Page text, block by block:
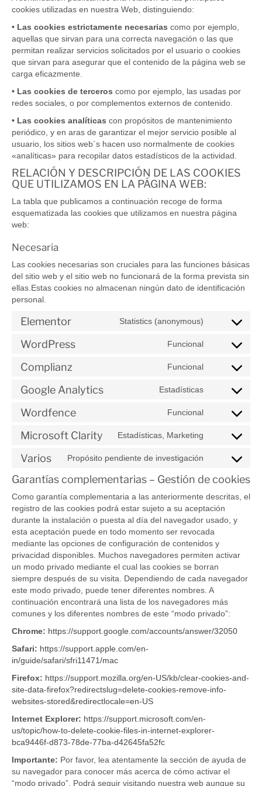
cookies utilizadas en nuestra Web, distinguiendo:
• Las cookies estrictamente necesarias como por ejemplo,
aquellas que sirvan para una correcta navegación o las que
permitan realizar servicios solicitados por el usuario o cookies
que sirvan para asegurar que el contenido de la página web se
carga eficazmente.
• Las cookies de terceros como por ejemplo, las usadas por
redes sociales, o por complementos externos de contenido.
• Las cookies analíticas con propósitos de mantenimiento
periódico, y en aras de garantizar el mejor servicio posible al
usuario, los sitios web´s hacen uso normalmente de cookies
«analíticas» para recopilar datos estadísticos de la actividad.
RELACIÓN Y DESCRIPCIÓN DE LAS COOKIES
QUE UTILIZAMOS EN LA PÁGINA WEB:
La tabla que publicamos a continuación recoge de forma
esquematizada las cookies que utilizamos en nuestra página
web:
Necesaria
Las cookies necesarias son cruciales para las funciones básicas
del sitio web y el sitio web no funcionará de la forma prevista sin
ellas.Estas cookies no almacenan ningún dato de identificación
personal.
Elementor Statistics (anonymous)
WordPress Funcional
Complianz Funcional
Google Analytics Estadísticas
Wordfence Funcional
Microsoft Clarity Estadísticas, Marketing
Varios Propósito pendiente de investigación
Garantías complementarias – Gestión de cookies
Como garantía complementaria a las anteriormente descritas, el
registro de las cookies podrá estar sujeto a su aceptación
durante la instalación o puesta al día del navegador usado, y
esta aceptación puede en todo momento ser revocada
mediante las opciones de configuración de contenidos y
privacidad disponibles. Muchos navegadores permiten activar
un modo privado mediante el cual las cookies se borran
siempre después de su visita. Dependiendo de cada navegador
este modo privado, puede tener diferentes nombres. A
continuación encontrará una lista de los navegadores más
comunes y los diferentes nombres de este “modo privado”:
Chrome: https://support.google.com/accounts/answer/32050
Safari: https://support.apple.com/en-
in/guide/safari/sfri11471/mac
Firefox: https://support.mozilla.org/en-US/kb/clear-cookies-and-
site-data-firefox?redirectslug=delete-cookies-remove-info-
websites-stored&redirectlocale=en-US
Internet Explorer: https://support.microsoft.com/en-
us/topic/how-to-delete-cookie-files-in-internet-explorer-
bca9446f-d873-78de-77ba-d42645fa52fc
Importante: Por favor, lea atentamente la sección de ayuda de
su navegador para conocer más acerca de cómo activar el
“modo privado”. Podrá seguir visitando nuestra web aunque su